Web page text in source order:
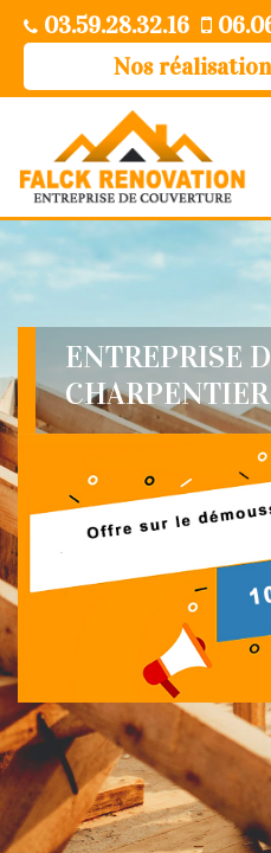
03.59.28.32.16
Nos
ENTREPRISE